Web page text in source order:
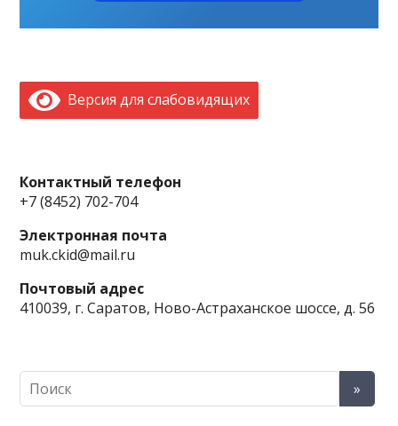
Версия для слабовидящих
Контактный телефон
+7 (8452) 702-704
Электронная почта
muk.ckid@mail.ru
Почтовый адрес
410039, г. Саратов, Ново-Астраханское шоссе, д. 56